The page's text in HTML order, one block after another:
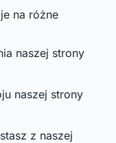
na różne
naszej strony
naszej strony
z naszej